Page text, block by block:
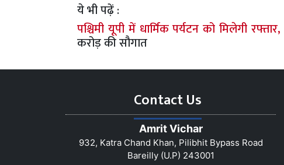
ये भी पढ़ें :
पश्चिमी यूपी में धार्मिक पर्यटन को मिलेगी रफ्तार,
करोड़ की सौगात
Contact Us
Amrit Vichar
932, Katra Chand Khan, Pilibhit Bypass Road
Bareilly (U.P) 243001